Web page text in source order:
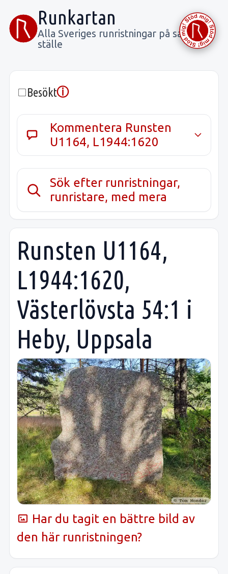
Runkartan
Alla Sveriges runristningar på samma
ställe
Besöktⓘ
Kommentera Runsten
U1164, L1944:1620
Sök efter runristningar,
runristare, med mera
Runsten U1164,
L1944:1620,
Västerlövsta 54:1 i
Heby, Uppsala
Har du tagit en bättre bild av
den här runristningen?